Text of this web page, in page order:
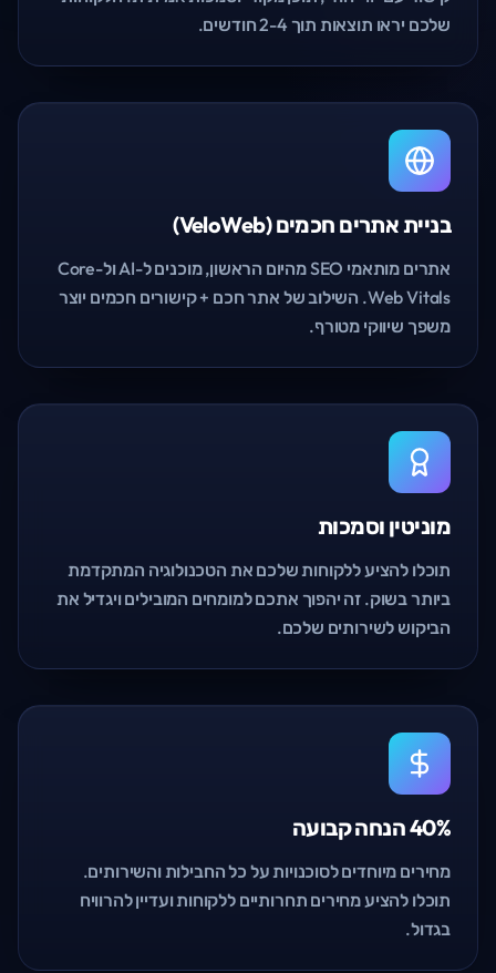
שלכם יראו תוצאות תוך 2-4 חודשים.
בניית אתרים חכמים (VeloWeb)
אתרים מותאמי SEO מהיום הראשון, מוכנים ל-AI ול-Core
Web Vitals. השילוב של אתר חכם + קישורים חכמים יוצר
משפך שיווקי מטורף.
מוניטין וסמכות
תוכלו להציע ללקוחות שלכם את הטכנולוגיה המתקדמת
ביותר בשוק. זה יהפוך אתכם למומחים המובילים ויגדיל את
הביקוש לשירותים שלכם.
40% הנחה קבועה
מחירים מיוחדים לסוכנויות על כל החבילות והשירותים.
תוכלו להציע מחירים תחרותיים ללקוחות ועדיין להרוויח
בגדול.